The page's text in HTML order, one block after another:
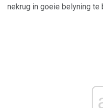
nekrug in goeie belyning te